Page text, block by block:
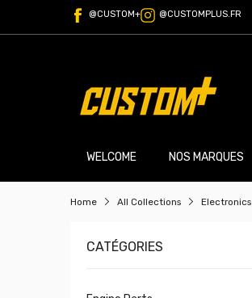
@CUSTOM+ @CUSTOMPLUS.FR
WELCOME NOS MARQUES
Home All Collections Electronics
CATÉGORIES